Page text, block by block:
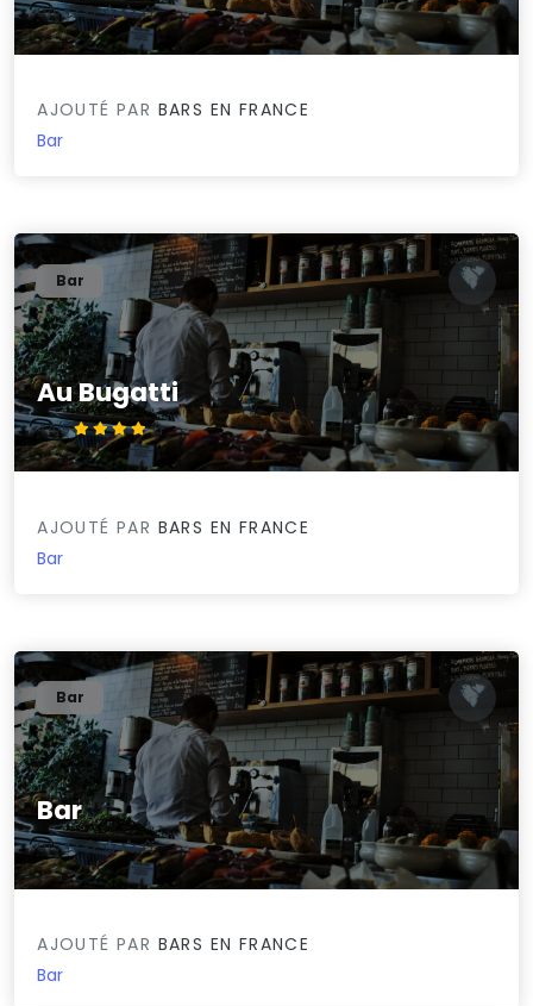
0/5
AJOUTÉ PAR BARS EN FRANCE
Bar
Au Bugatti
4.4/5
Bar
AJOUTÉ PAR BARS EN FRANCE
Bar
Bar
0/5
Bar
AJOUTÉ PAR BARS EN FRANCE
Bar